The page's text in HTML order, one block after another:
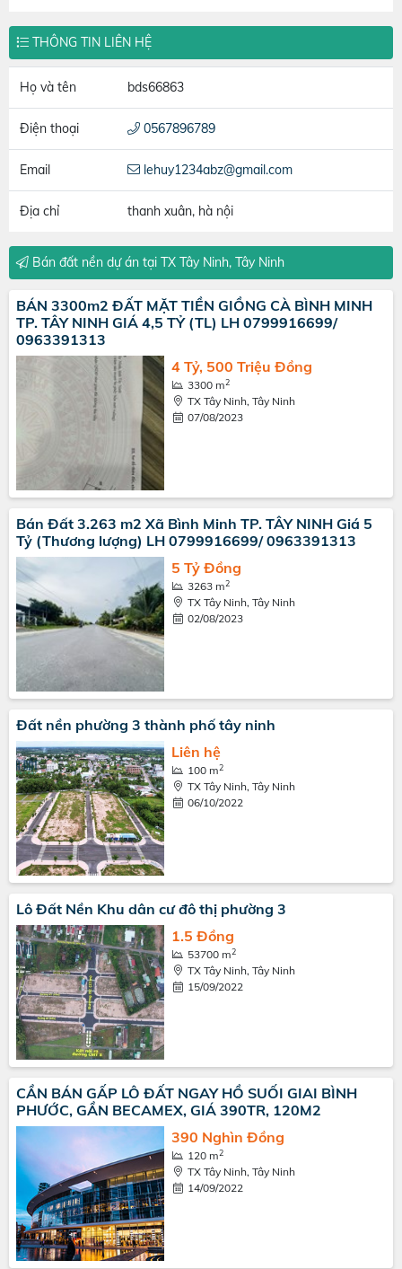
THÔNG TIN LIÊN HỆ
Họ và tên bds66863
Điện thoại 0567896789
Email lehuy1234abz@gmail.com
Địa chỉ thanh xuân, hà nội
Bán đất nền dự án tại TX Tây Ninh, Tây Ninh
BÁN 3300m2 ĐẤT MẶT TIỀN GIỒNG CÀ BÌNH MINH
TP. TÂY NINH GIÁ 4,5 TỶ (TL) LH 0799916699/
0963391313
4 Tỷ, 500 Triệu Đồng
3300 m2
TX Tây Ninh, Tây Ninh
07/08/2023
Bán Đất 3.263 m2 Xã Bình Minh TP. TÂY NINH Giá 5
Tỷ (Thương lượng) LH 0799916699/ 0963391313
5 Tỷ Đồng
3263 m2
TX Tây Ninh, Tây Ninh
02/08/2023
Đất nền phường 3 thành phố tây ninh
Liên hệ
100 m2
TX Tây Ninh, Tây Ninh
06/10/2022
Lô Đất Nền Khu dân cư đô thị phường 3
1.5 Đồng
53700 m2
TX Tây Ninh, Tây Ninh
15/09/2022
CẦN BÁN GẤP LÔ ĐẤT NGAY HỒ SUỐI GIAI BÌNH
PHƯỚC, GẦN BECAMEX, GIÁ 390TR, 120M2
390 Nghìn Đồng
120 m2
TX Tây Ninh, Tây Ninh
14/09/2022